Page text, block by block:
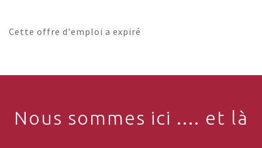
Cette offre d'emploi a expiré
Nous sommes ici .... et là